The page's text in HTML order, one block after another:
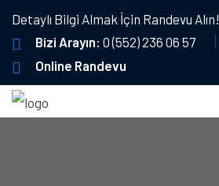
Detaylı Bilgi Almak İçin Randevu Alın!
Bizi Arayın: 0 (552) 236 06 57
Online Randevu